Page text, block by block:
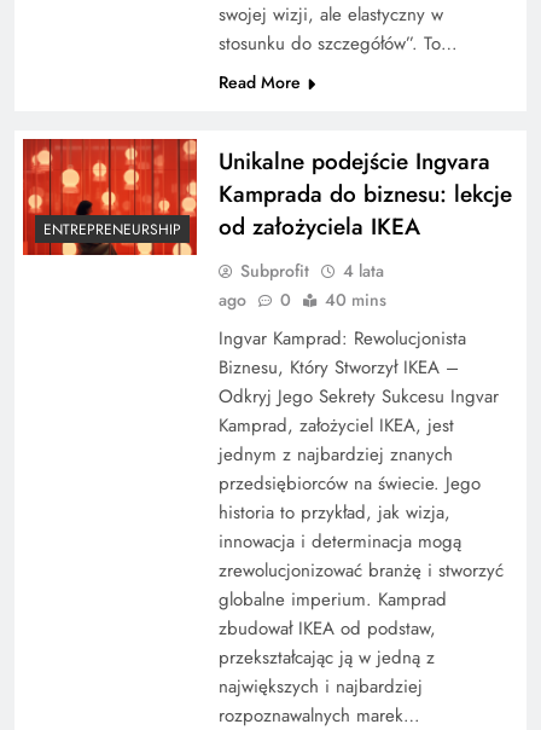
swojej wizji, ale elastyczny w
stosunku do szczegółów”. To…
Read More
ENTREPRENEURSHIP
Unikalne podejście Ingvara
Kamprada do biznesu: lekcje
od założyciela IKEA
Subprofit
4 lata
ago
0 40 mins
Ingvar Kamprad: Rewolucjonista
Biznesu, Który Stworzył IKEA –
Odkryj Jego Sekrety Sukcesu Ingvar
Kamprad, założyciel IKEA, jest
jednym z najbardziej znanych
przedsiębiorców na świecie. Jego
historia to przykład, jak wizja,
innowacja i determinacja mogą
zrewolucjonizować branżę i stworzyć
globalne imperium. Kamprad
zbudował IKEA od podstaw,
przekształcając ją w jedną z
największych i najbardziej
rozpoznawalnych marek…